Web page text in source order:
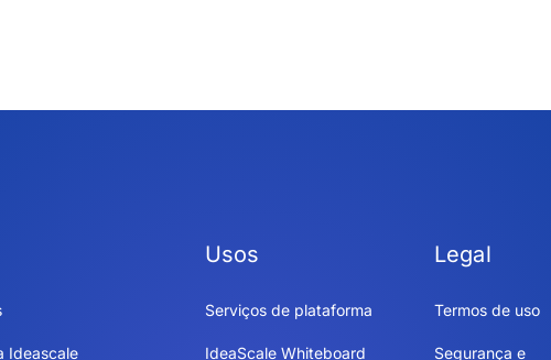
Ideascale
Usos
Serviços de plataforma
IdeaScale Whiteboard
Legal
Termos de uso
Segurança e